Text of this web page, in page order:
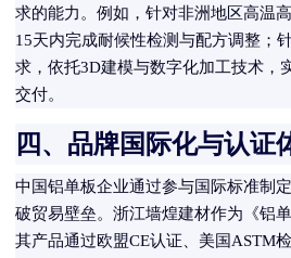
求的能力。例如，针对非洲地区高温
15天内完成耐候性检测与配方调整；
求，依托3D建模与数字化加工技术，
交付。
四、品牌国际化与认证
中国铝单板企业通过参与国际标准制
破贸易壁垒。浙江墙煌建材作为《铝
其产品通过欧盟CE认证、美国ASTM